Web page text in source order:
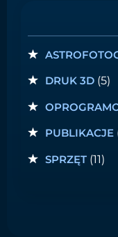
DRUK 3D (5)
PUBLIKACJE
SPRZĘT (11)